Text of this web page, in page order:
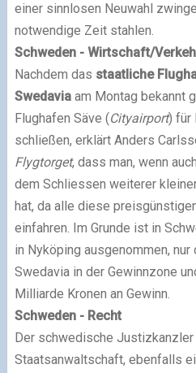
einer sinnlosen Neuwahl
notwendige Zeit stahlen.
Schweden - Wirtschaft/
Nachdem das staatliche
Swedaviaam Montag bekannt
Flughafen Säve (Cityairport) für
schließen, erklärt Anders
Flygtorget, dass man, wenn
dem Schliessen weiterer
hat, da alle diese
einfahren. Im Grunde ist in
in Nyköping ausgenommen,
Swedavia in der Gewinnzone
Milliarde Kronen an Gewinn.
Schweden - Recht
Der schwedische Justizkanzler
Staatsanwaltschaft, ebenfalls